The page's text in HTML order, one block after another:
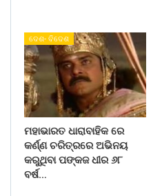
ଦେଶ- ବିଦେଶ
ମହାଭାରତ ଧାରାବାହିକ ରେ
କର୍ଣ୍ଣ ଚରିତ୍ରରେ ଅଭିନୟ
କରୁଥିବା ପଙ୍କଜ ଧୀର ୬୮
ବର୍ଷ…